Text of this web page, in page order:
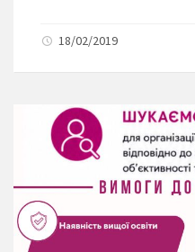
18/02/2019